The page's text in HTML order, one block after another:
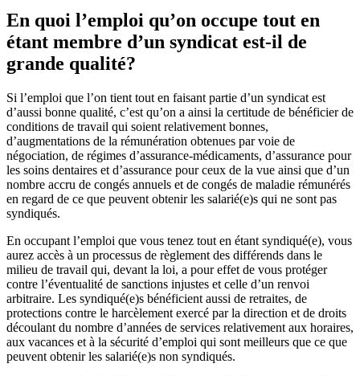
En quoi l’emploi qu’on occupe tout en
étant membre d’un syndicat est-il de
grande qualité?
Si l’emploi que l’on tient tout en faisant partie d’un syndicat est
d’aussi bonne qualité, c’est qu’on a ainsi la certitude de bénéficier de
conditions de travail qui soient relativement bonnes,
d’augmentations de la rémunération obtenues par voie de
négociation, de régimes d’assurance-médicaments, d’assurance pour
les soins dentaires et d’assurance pour ceux de la vue ainsi que d’un
nombre accru de congés annuels et de congés de maladie rémunérés
en regard de ce que peuvent obtenir les salarié(e)s qui ne sont pas
syndiqués.
En occupant l’emploi que vous tenez tout en étant syndiqué(e), vous
aurez accès à un processus de règlement des différends dans le
milieu de travail qui, devant la loi, a pour effet de vous protéger
contre l’éventualité de sanctions injustes et celle d’un renvoi
arbitraire. Les syndiqué(e)s bénéficient aussi de retraites, de
protections contre le harcèlement exercé par la direction et de droits
découlant du nombre d’années de services relativement aux horaires,
aux vacances et à la sécurité d’emploi qui sont meilleurs que ce que
peuvent obtenir les salarié(e)s non syndiqués.